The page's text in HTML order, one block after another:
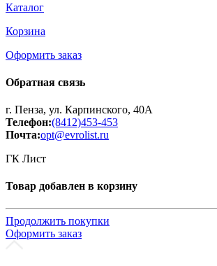
Каталог
Корзина
Оформить заказ
Обратная связь
г. Пенза, ул. Карпинского, 40А
Телефон:(8412)453-453
Почта:opt@evrolist.ru
ГК Лист
Товар добавлен в корзину
Продолжить покупки
Оформить заказ